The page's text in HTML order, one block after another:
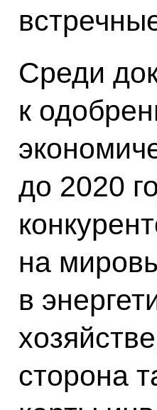
Среди
к
до 2020
на
в
сторона